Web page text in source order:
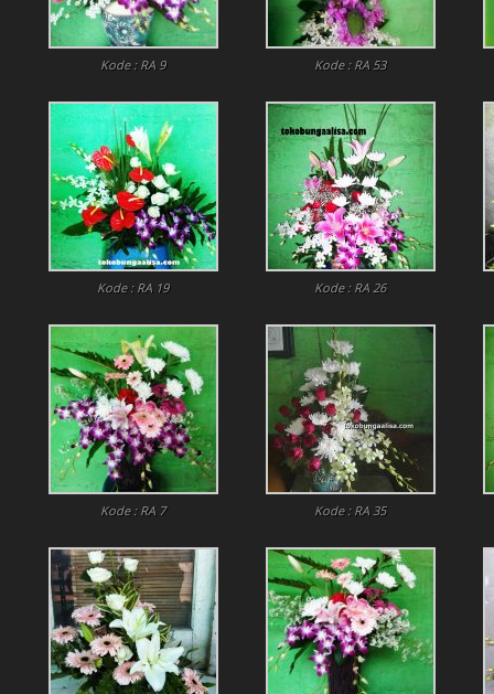
Kode : RA 9 Kode : RA 53
Kode : RA 19 Kode : RA 26
Kode : RA 7 Kode : RA 35